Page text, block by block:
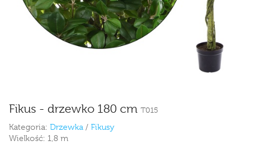
Fikus - drzewko 180 cm T015
Kategoria: Drzewka/ Fikusy
Wielkość: 1,8 m